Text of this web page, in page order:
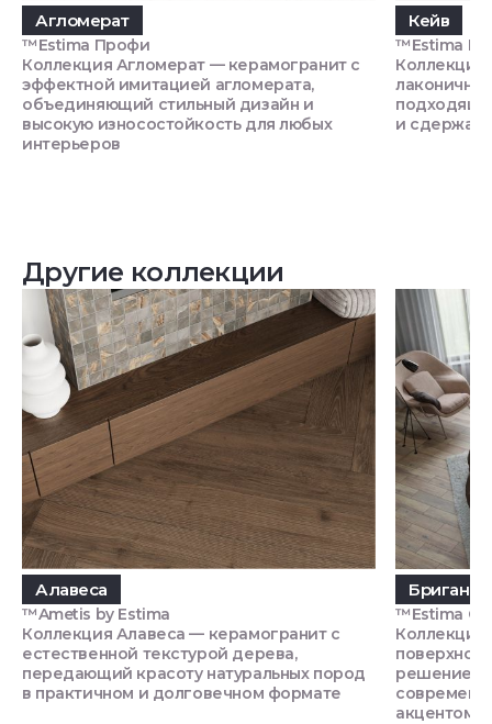
Агломерат
™Estima Профи
Коллекция Агломерат — керамогранит с
эффектной имитацией агломерата,
объединяющий стильный дизайн и
высокую износостойкость для любых
интерьеров
Кейв
™Estima
Коллекция
и
Другие коллекции
Алавеса
™Ametis by Estima
Коллекция Алавеса — керамогранит с
естественной текстурой дерева,
передающий красоту натуральных пород
в практичном и долговечном формате
™Estima
Коллекция
решением
акцентом